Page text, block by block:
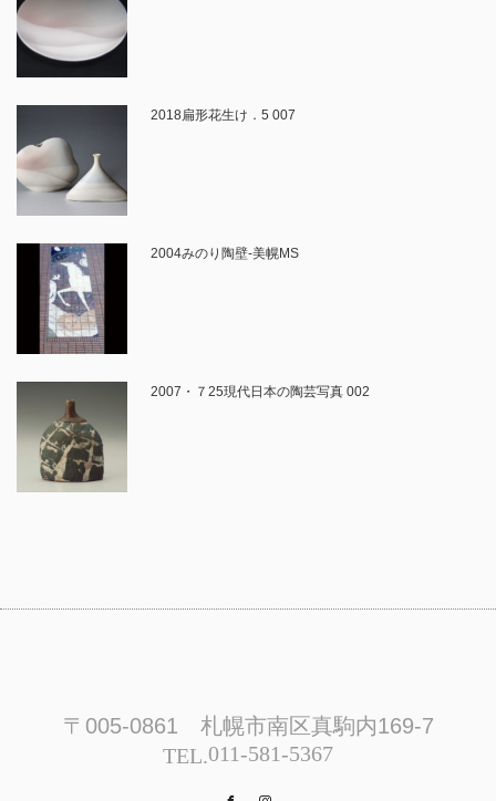
2018扁形花生け．5 007
2004みのり陶壁‐美幌MS
2007・７25現代日本の陶芸写真 002
〒005-0861 札幌市南区真駒内169-7
TEL.011-581-5367